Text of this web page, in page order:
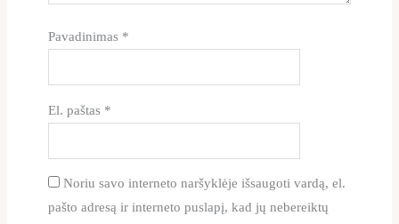
Pavadinimas *
El. paštas *
Noriu savo interneto naršyklėje išsaugoti vardą, el.
pašto adresą ir interneto puslapį, kad jų nebereiktų